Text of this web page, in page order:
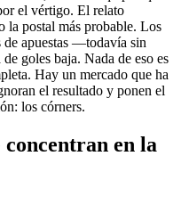
el vértigo. El relato
la postal más probable. Los
de apuestas —todavía sin
goles baja. Nada de eso es
Hay un mercado que ha
el resultado y ponen el
los córners.
concentran en la